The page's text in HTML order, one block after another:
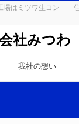
工場はミツワ生コ
社みつわ
我社の想い